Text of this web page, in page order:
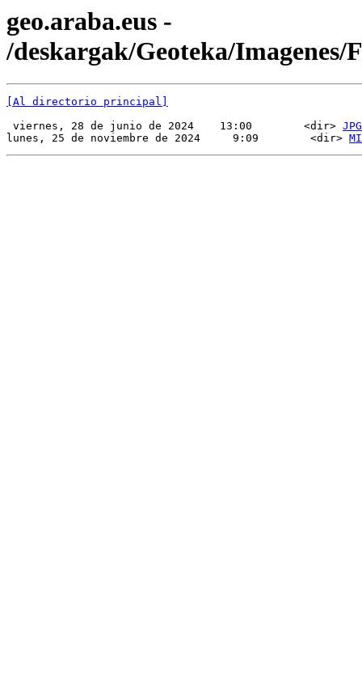
geo.araba.eus -
/deskargak/Geoteka/Imagenes/
[Al directorio principal]
viernes, 28 de junio de 2024    13:00        <dir> JPG
lunes, 25 de noviembre de 2024     9:09        <dir>